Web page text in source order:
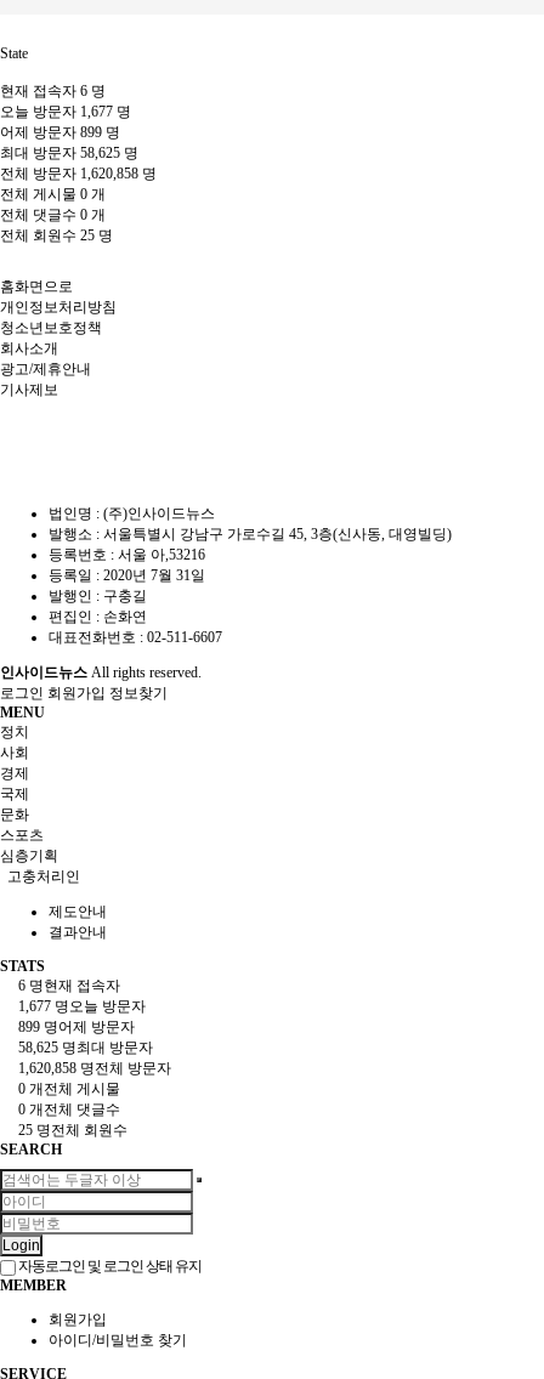
State
현재 접속자 6 명
오늘 방문자 1,677 명
어제 방문자 899 명
최대 방문자 58,625 명
전체 방문자 1,620,858 명
전체 게시물 0 개
전체 댓글수 0 개
전체 회원수 25 명
홈화면으로
개인정보처리방침
청소년보호정책
회사소개
광고/제휴안내
기사제보
법인명 : (주)인사이드뉴스
발행소 : 서울특별시 강남구 가로수길 45, 3층(신사동, 대영빌딩)
등록번호 : 서울 아,53216
등록일 : 2020년 7월 31일
발행인 : 구충길
편집인 : 손화연
대표전화번호 : 02-511-6607
인사이드뉴스 All rights reserved.
로그인 회원가입 정보찾기
MENU
정치
사회
경제
국제
문화
스포츠
심층기획
고충처리인
제도안내
결과안내
STATS
6 명현재 접속자
1,677 명오늘 방문자
899 명어제 방문자
58,625 명최대 방문자
1,620,858 명전체 방문자
0 개전체 게시물
0 개전체 댓글수
25 명전체 회원수
SEARCH
Login
자동로그인 및 로그인 상태 유지
MEMBER
회원가입
아이디/비밀번호 찾기
SERVICE